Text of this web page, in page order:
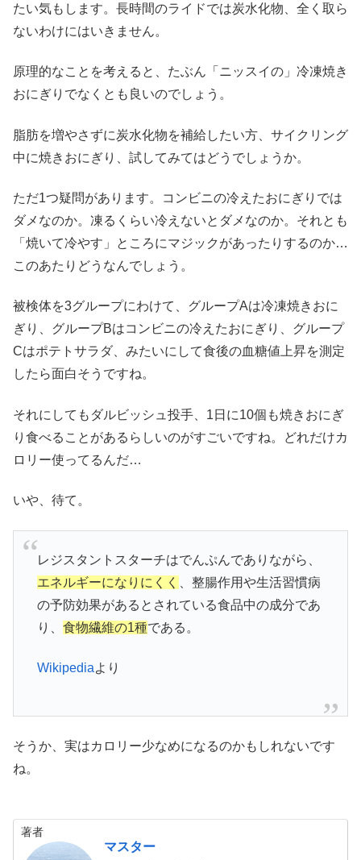
たい気もします。長時間のライドでは炭水化物、全く取ら
ないわけにはいきません。
原理的なことを考えると、たぶん「ニッスイの」冷凍焼き
おにぎりでなくとも良いのでしょう。
脂肪を増やさずに炭水化物を補給したい方、サイクリング
中に焼きおにぎり、試してみてはどうでしょうか。
ただ1つ疑問があります。コンビニの冷えたおにぎりでは
ダメなのか。凍るくらい冷えないとダメなのか。それとも
「焼いて冷やす」ところにマジックがあったりするのか…
このあたりどうなんでしょう。
被検体を3グループにわけて、グループAは冷凍焼きおに
ぎり、グループBはコンビニの冷えたおにぎり、グループ
Cはポテトサラダ、みたいにして食後の血糖値上昇を測定
したら面白そうですね。
それにしてもダルビッシュ投手、1日に10個も焼きおにぎ
り食べることがあるらしいのがすごいですね。どれだけカ
ロリー使ってるんだ…
いや、待て。
レジスタントスターチはでんぷんでありながら、
エネルギーになりにくく
、整腸作用や生活習慣病
の予防効果があるとされている食品中の成分であ
り、 食物繊維の1種である。
Wikipediaより
そうか、実はカロリー少なめになるのかもしれないです
ね。
著者
マスター